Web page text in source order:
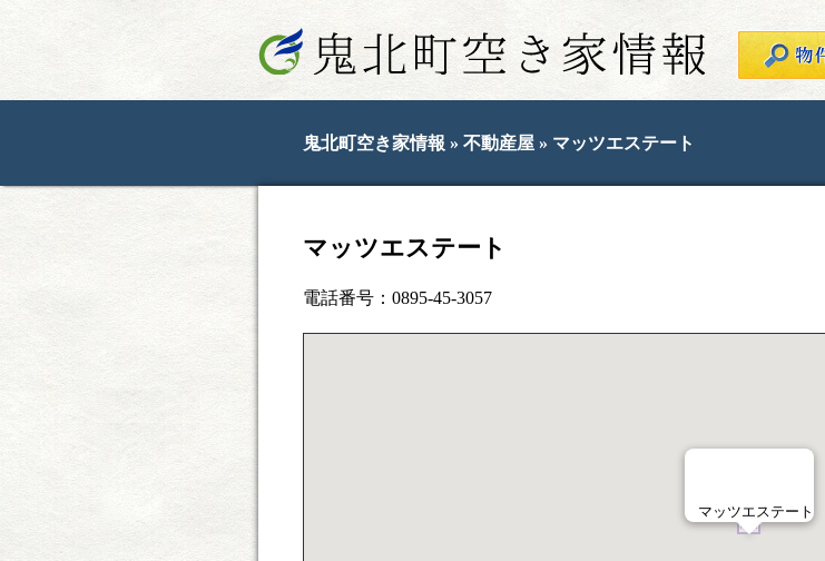
鬼北町空き家情報 » 不動産屋 » マッツエステート
マッツエステート
電話番号：0895-45-3057
マッツエステート